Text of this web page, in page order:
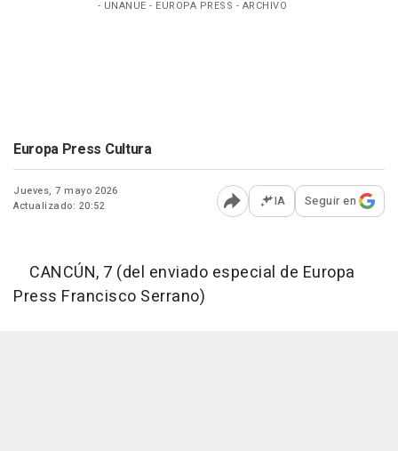
- UNANUE - EUROPA PRESS - ARCHIVO
Europa Press Cultura
Jueves, 7 mayo 2026
Actualizado: 20:52
Abrir opciones para
IA Seguir en
CANCÚN, 7 (del enviado especial de Europa
Press Francisco Serrano)